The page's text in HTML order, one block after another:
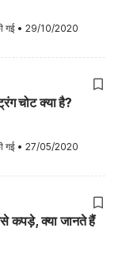
गई • 29/10/2020
चोट क्या है?
गई • 27/05/2020
कपड़े, क्या जानते हैं